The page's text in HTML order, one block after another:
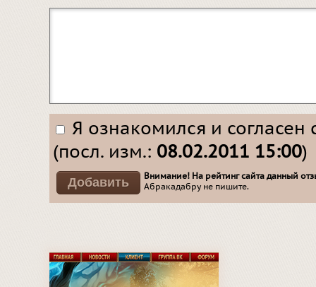
Я ознакомился и согласен
(посл. изм.: 08.02.2011 15:00)
Внимание! На рейтинг сайта данный
Абракадабру не пишите.